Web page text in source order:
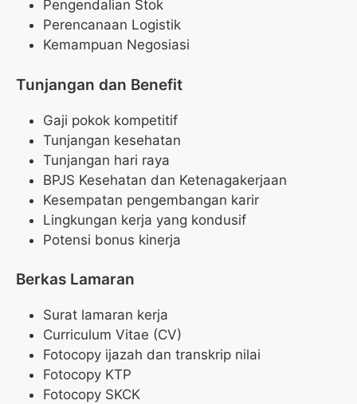
Pengendalian Stok
Perencanaan Logistik
Kemampuan Negosiasi
Tunjangan dan Benefit
Gaji pokok kompetitif
Tunjangan kesehatan
Tunjangan hari raya
BPJS Kesehatan dan Ketenagakerjaan
Kesempatan pengembangan karir
Lingkungan kerja yang kondusif
Potensi bonus kinerja
Berkas Lamaran
Surat lamaran kerja
Curriculum Vitae (CV)
Fotocopy ijazah dan transkrip nilai
Fotocopy KTP
Fotocopy SKCK